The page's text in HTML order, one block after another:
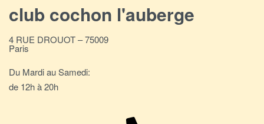
club cochon l'auberge
4 RUE DROUOT – 75009
Paris
Du Mardi au Samedi:
de 12h à 20h